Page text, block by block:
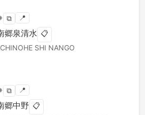
⧉ 📍
郷泉清水 📋
SHI NANGO
⧉ 📍
郷中野 📋